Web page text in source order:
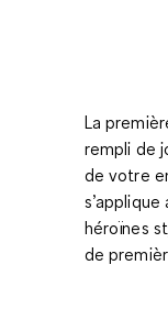
La
rempli de
de votre
héroïnes
de